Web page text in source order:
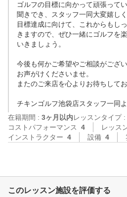
ゴルフの目標に向かって頑張って
聞きでき、スタッフ一同大変嬉し
目標達成に向けて、これからもし
きますので、ぜひ一緒にゴルフを
いきましょう。
今後も何かご希望やご相談がござ
お声がけくださいませ。
またのご来店を心よりお待ちしてお
チキンゴルフ池袋店スタッフ一同
在籍期間 : 3ヶ月以内レッスンタイプ :
コストパフォーマンス
4 レッス
インストラクター 4 設備 4
このレッスン施設を評価する